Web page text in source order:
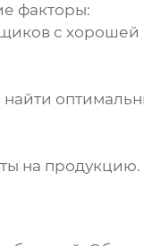
факторы:
с
на продукцию.